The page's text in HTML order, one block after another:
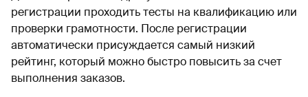
регистрации проходить тесты на квалификацию или
проверки грамотности. После регистрации
автоматически присуждается самый низкий
рейтинг, который можно быстро повысить за счет
выполнения заказов.